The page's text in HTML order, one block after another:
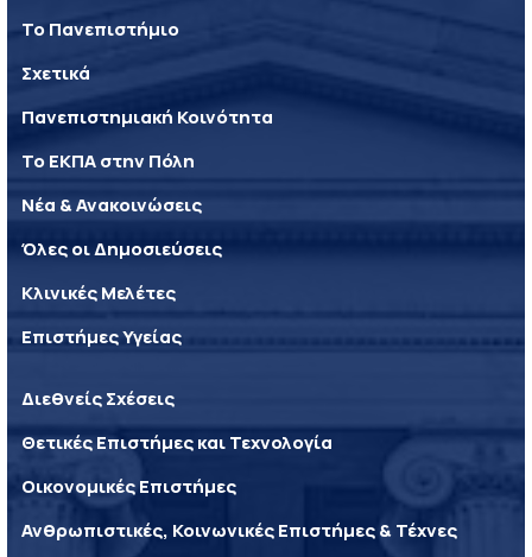
Το Πανεπιστήμιο
Σχετικά
Πανεπιστημιακή Κοινότητα
Το ΕΚΠΑ στην Πόλη
Νέα & Ανακοινώσεις
Όλες οι Δημοσιεύσεις
Κλινικές Μελέτες
Επιστήμες Υγείας
Διεθνείς Σχέσεις
Θετικές Επιστήμες και Τεχνολογία
Οικονομικές Επιστήμες
Ανθρωπιστικές, Κοινωνικές Επιστήμες & Τέχνες